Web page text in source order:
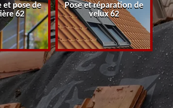
et pose de
62
Pose et réparation de
velux 62